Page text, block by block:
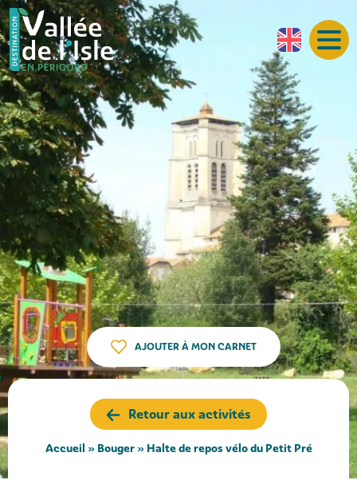
AJOUTER À MON CARNET
Retour aux activités
Accueil » Bouger» Halte de repos vélo du Petit Pré